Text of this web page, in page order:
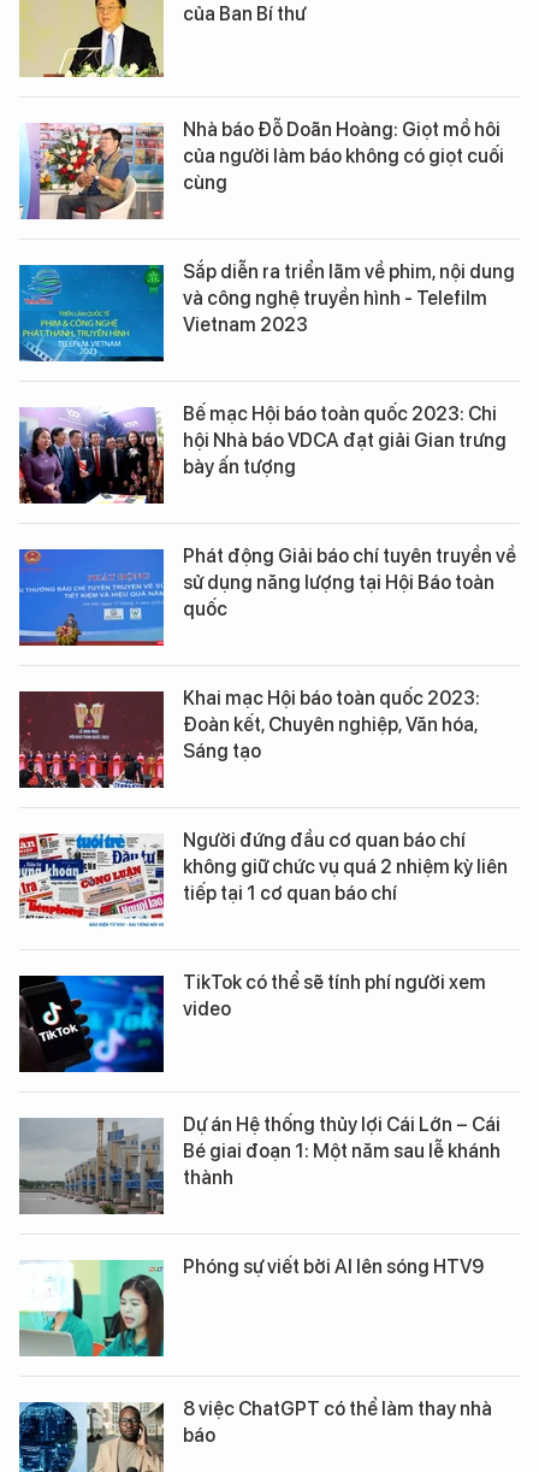
của Ban Bí thư
Nhà báo Đỗ Doãn Hoàng: Giọt mồ hôi
của người làm báo không có giọt cuối
cùng
Sắp diễn ra triển lãm về phim, nội dung
và công nghệ truyền hình - Telefilm
Vietnam 2023
Bế mạc Hội báo toàn quốc 2023: Chi
hội Nhà báo VDCA đạt giải Gian trưng
bày ấn tượng
Phát động Giải báo chí tuyên truyền về
sử dụng năng lượng tại Hội Báo toàn
quốc
Khai mạc Hội báo toàn quốc 2023:
Đoàn kết, Chuyên nghiệp, Văn hóa,
Sáng tạo
Người đứng đầu cơ quan báo chí
không giữ chức vụ quá 2 nhiệm kỳ liên
tiếp tại 1 cơ quan báo chí
TikTok có thể sẽ tính phí người xem
video
Dự án Hệ thống thủy lợi Cái Lớn – Cái
Bé giai đoạn 1: Một năm sau lễ khánh
thành
Phóng sự viết bởi AI lên sóng HTV9
8 việc ChatGPT có thể làm thay nhà
báo